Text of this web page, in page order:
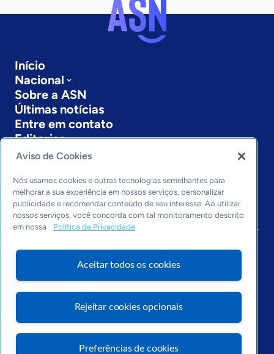
Início
Nacional
Sobre a ASN
Últimas notícias
Entre em contato
Editorias
Economia & Política
Inovação & Tecnologia
Cultura empreendedora
Dados
Arquivo
Aviso de Cookies
Nós usamos cookies e outras tecnologias semelhantes para
melhorar a sua experiência em nossos serviços, personalizar
publicidade e recomendar conteúdo de seu interesse. Ao utilizar
nossos serviços, você concorda com tal monitoramento descrito
em nossa
Política de Privacidade
Aceitar todos os cookies
Rejeitar cookies opcionais
Preferências de cookies